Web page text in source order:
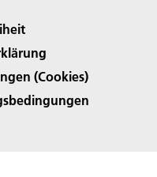
(Cookies)